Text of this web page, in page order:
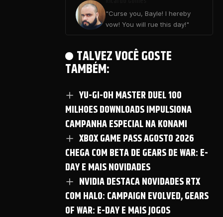
"Curse you, Bayle! I hereby
vow! You will rue this day!"
TALVEZ VOCÊ GOSTE
TAMBÉM:
YU-GI-OH MASTER DUEL 100
MILHOES DOWNLOADS IMPULSIONA
CAMPANHA ESPECIAL NA KONAMI
XBOX GAME PASS AGOSTO 2026
CHEGA COM BETA DE GEARS DE WAR: E-
DAY E MAIS NOVIDADES
NVIDIA DESTACA NOVIDADES RTX
COM HALO: CAMPAIGN EVOLVED, GEARS
OF WAR: E-DAY E MAIS JOGOS